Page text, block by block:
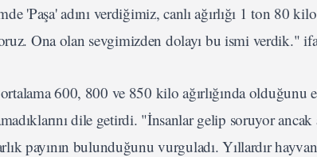
'Paşa' adını verdiğimiz, canlı ağırlığı 1 ton 80
Ona olan sevgimizden dolayı bu ismi verdik."
600, 800 ve 850 kilo ağırlığında olduğunu
dile getirdi. "İnsanlar gelip soruyor
payının bulunduğunu vurguladı. Yıllardır